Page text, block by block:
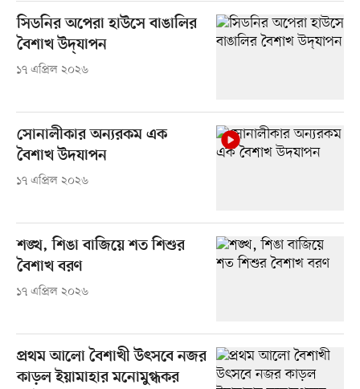
সিডনির অপেরা হাউসে বাঙালির
বৈশাখ উদ্‌যাপন
১৭ এপ্রিল ২০২৬
সোনালীকার অন্যরকম এক
বৈশাখ উদযাপন
১৭ এপ্রিল ২০২৬
শঙ্খ, শিঙা বাজিয়ে শত শিশুর
বৈশাখ বরণ
১৭ এপ্রিল ২০২৬
প্রথম আলো বৈশাখী উৎসবে নজর
কাড়ল ইয়ামাহার মনোমুগ্ধকর